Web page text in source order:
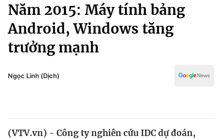
Chính trị
Xã hội
Pháp luật
Thế giới
Thể thao
Truyền hình
Văn hóa - Giải trí
Y tế
Công nghệ
Năm 2015: Máy tính bảng
Android, Windows tăng
trưởng mạnh
Ngọc Linh (Dịch)
(VTV.vn) - Công ty nghiên cứu IDC dự đoán,